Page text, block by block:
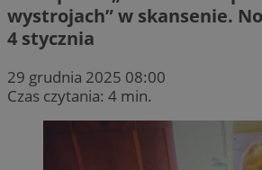
wystrojach” w skansenie.
4 stycznia
29 grudnia 2025 08:00
Czas czytania: 4 min.